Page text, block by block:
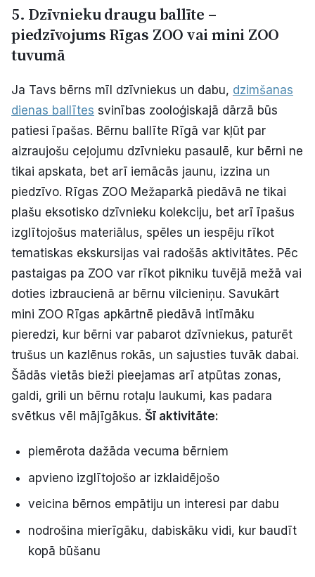
5. Dzīvnieku draugu ballīte –
piedzīvojums Rīgas ZOO vai mini ZOO
tuvumā
Ja Tavs bērns mīl dzīvniekus un dabu, dzimšanas
dienas ballītes svinības zooloģiskajā dārzā būs
patiesi īpašas. Bērnu ballīte Rīgā var kļūt par
aizraujošu ceļojumu dzīvnieku pasaulē, kur bērni ne
tikai apskata, bet arī iemācās jaunu, izzina un
piedzīvo. Rīgas ZOO Mežaparkā piedāvā ne tikai
plašu eksotisko dzīvnieku kolekciju, bet arī īpašus
izglītojošus materiālus, spēles un iespēju rīkot
tematiskas ekskursijas vai radošās aktivitātes. Pēc
pastaigas pa ZOO var rīkot pikniku tuvējā mežā vai
doties izbraucienā ar bērnu vilcieniņu. Savukārt
mini ZOO Rīgas apkārtnē piedāvā intīmāku
pieredzi, kur bērni var pabarot dzīvniekus, paturēt
trušus un kazlēnus rokās, un sajusties tuvāk dabai.
Šādās vietās bieži pieejamas arī atpūtas zonas,
galdi, grili un bērnu rotaļu laukumi, kas padara
svētkus vēl mājīgākus. Šī aktivitāte:
piemērota dažāda vecuma bērniem
apvieno izglītojošo ar izklaidējošo
veicina bērnos empātiju un interesi par dabu
nodrošina mierīgāku, dabiskāku vidi, kur baudīt
kopā būšanu